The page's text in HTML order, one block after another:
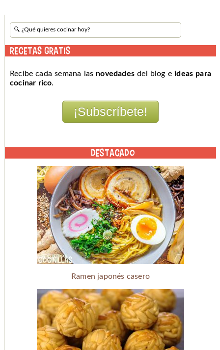
RECETAS GRATIS
Recibe cada semana las novedades del blog eideas para
cocinar rico.
DESTACADO
Ramen japonés casero